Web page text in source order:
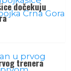
dočekuju
trenera